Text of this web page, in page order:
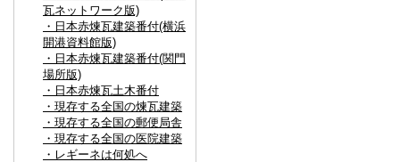
瓦ネットワーク版)
・日本赤煉瓦建築番付(横浜
開港資料館版)
・日本赤煉瓦建築番付(関門
場所版)
・日本赤煉瓦土木番付
・現存する全国の煉瓦建築
・現存する全国の郵便局舎
・現存する全国の医院建築
・レギーネは何処へ